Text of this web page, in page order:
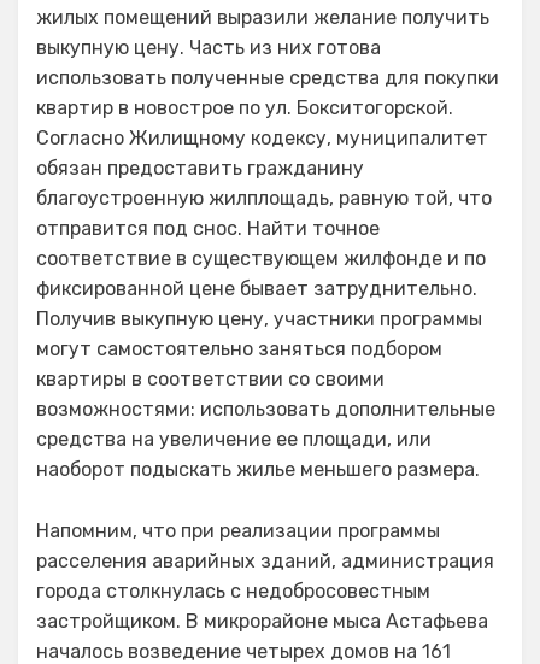
жилых помещений выразили желание получить
выкупную цену. Часть из них готова
использовать полученные средства для покупки
квартир в новострое по ул. Бокситогорской.
Согласно Жилищному кодексу, муниципалитет
обязан предоставить гражданину
благоустроенную жилплощадь, равную той, что
отправится под снос. Найти точное
соответствие в существующем жилфонде и по
фиксированной цене бывает затруднительно.
Получив выкупную цену, участники программы
могут самостоятельно заняться подбором
квартиры в соответствии со своими
возможностями: использовать дополнительные
средства на увеличение ее площади, или
наоборот подыскать жилье меньшего размера.
Напомним, что при реализации программы
расселения аварийных зданий, администрация
города столкнулась с недобросовестным
застройщиком. В микрорайоне мыса Астафьева
началось возведение четырех домов на 161